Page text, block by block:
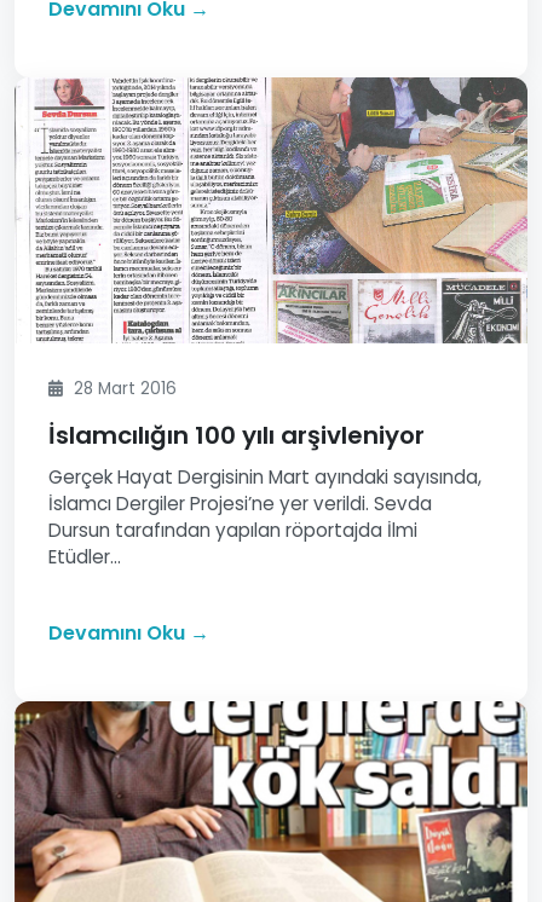
Devamını Oku →
28 Mart 2016
İslamcılığın 100 yılı arşivleniyor
Gerçek Hayat Dergisinin Mart ayındaki sayısında,
İslamcı Dergiler Projesi’ne yer verildi. Sevda
Dursun tarafından yapılan röportajda İlmi
Etüdler...
Devamını Oku →